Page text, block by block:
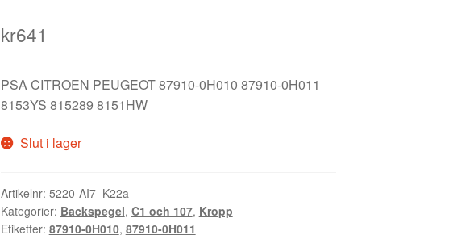
kr641
PSA CITROEN PEUGEOT 87910-0H010 87910-0H011
8153YS 815289 8151HW
Slut i lager
Artikelnr: 5220-AI7_K22a
Kategorier: Backspegel, C1 och 107, Kropp
Etiketter: 87910-0H010, 87910-0H011